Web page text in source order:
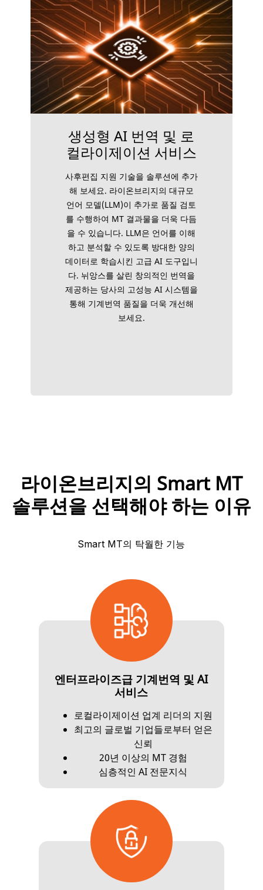
생성형 AI 번역 및 로
컬라이제이션 서비스
사후편집 지원 기술을 솔루션에 추가
해 보세요. 라이온브리지의 대규모
언어 모델(LLM)이 추가로 품질 검토
를 수행하여 MT 결과물을 더욱 다듬
을 수 있습니다. LLM은 언어를 이해
하고 분석할 수 있도록 방대한 양의
데이터로 학습시킨 고급 AI 도구입니
다. 뉘앙스를 살린 창의적인 번역을
제공하는 당사의 고성능 AI 시스템을
통해 기계번역 품질을 더욱 개선해
보세요.
라이온브리지의 Smart MT
솔루션을 선택해야 하는 이유
Smart MT의 탁월한 기능
엔터프라이즈급 기계번역 및 AI
서비스
로컬라이제이션 업계 리더의 지원
최고의 글로벌 기업들로부터 얻은
신뢰
20년 이상의 MT 경험
심층적인 AI 전문지식